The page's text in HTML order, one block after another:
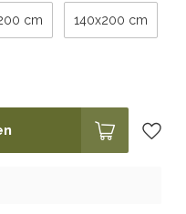
cm 140x200 cm